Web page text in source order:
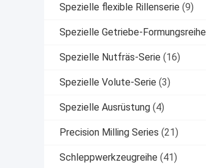
Spezielle flexible Rillenserie (9)
Spezielle Getriebe-Formungsreihe
Spezielle Nutfräs-Serie (16)
Spezielle Volute-Serie (3)
Spezielle Ausrüstung (4)
Precision Milling Series (21)
Schleppwerkzeugreihe (41)